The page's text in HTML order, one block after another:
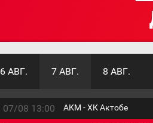
6 АВГ. 7 АВГ. 8 АВГ.
07/08 13:00 АКМ - ХК Актобе